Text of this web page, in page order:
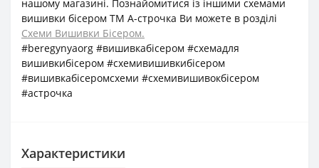
нашому магазині. Познайомитися із іншими схемами
вишивки бісером ТМ А-строчка Ви можете в розділі
Схеми Вишивки Бісером.
#beregynyaorg #вишивкабісером #схемадля
вишивкибісером #схемивишивкибісером
#вишивкабісеромсхеми #схемивишивокбісером
#астрочка
Характеристики